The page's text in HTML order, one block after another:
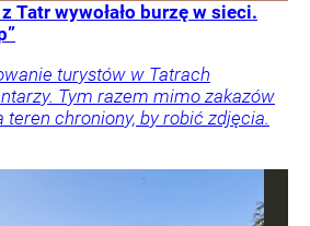
Tatr wywołało burzę w sieci.
turystów w Tatrach
Tym razem mimo zakazów
teren chroniony, by robić zdjęcia.